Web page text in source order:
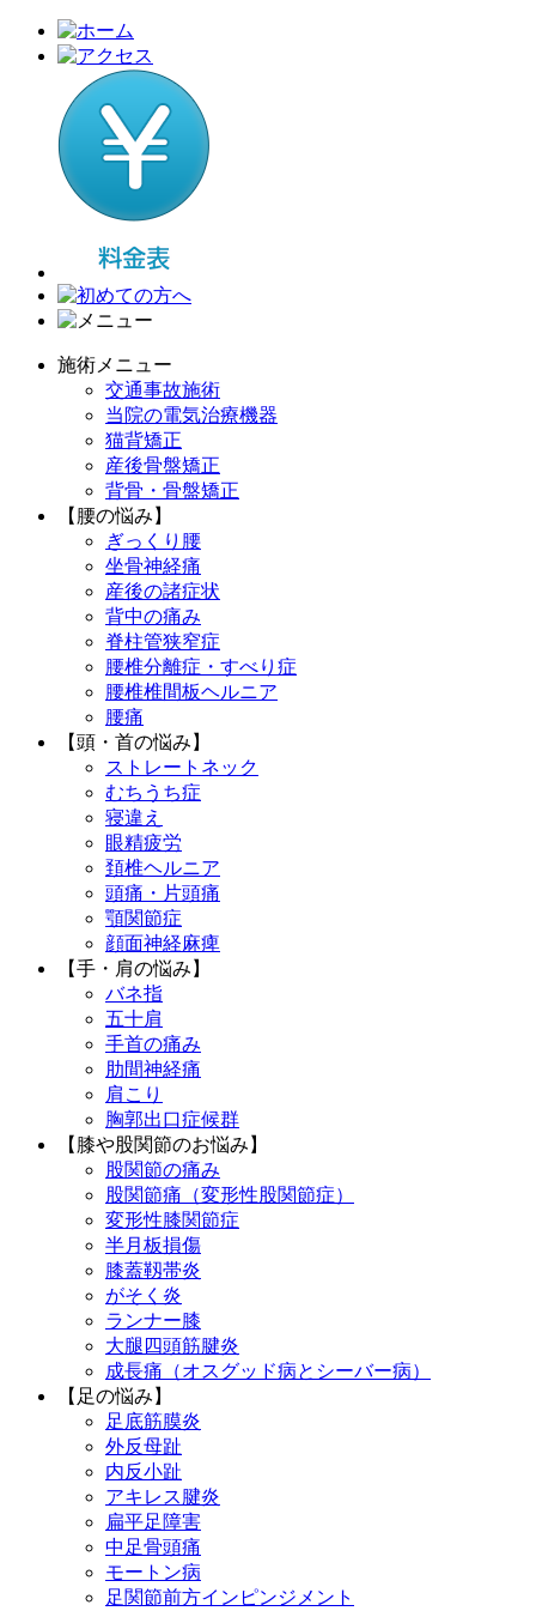
施術メニュー
交通事故施術
当院の電気治療機器
猫背矯正
産後骨盤矯正
背骨・骨盤矯正
【腰の悩み】
ぎっくり腰
坐骨神経痛
産後の諸症状
背中の痛み
脊柱管狭窄症
腰椎分離症・すべり症
腰椎椎間板ヘルニア
腰痛
【頭・首の悩み】
ストレートネック
むちうち症
寝違え
眼精疲労
頚椎ヘルニア
頭痛・片頭痛
顎関節症
顔面神経麻痺
【手・肩の悩み】
バネ指
五十肩
手首の痛み
肋間神経痛
肩こり
胸郭出口症候群
【膝や股関節のお悩み】
股関節の痛み
股関節痛（変形性股関節症）
変形性膝関節症
半月板損傷
膝蓋靱帯炎
がそく炎
ランナー膝
大腿四頭筋腱炎
成長痛（オスグッド病とシーバー病）
【足の悩み】
足底筋膜炎
外反母趾
内反小趾
アキレス腱炎
扁平足障害
中足骨頭痛
モートン病
足関節前方インピンジメント